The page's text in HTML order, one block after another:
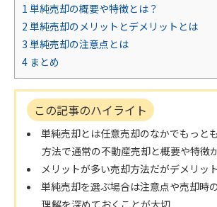
1 単純売却の概要や特徴とは？
2 単純売却のメリットとデメリットとは
3 単純売却の注意点とは
4 まとめ
この記事のハイライト
単純売却とは任意売却のなかでもっと
方法で通常の不動産売却と概要や特徴
メリットが多い売却方法だがデメリッ
単純売却を選ぶ場合は注意点や売却時
理解を深めておくことが大切